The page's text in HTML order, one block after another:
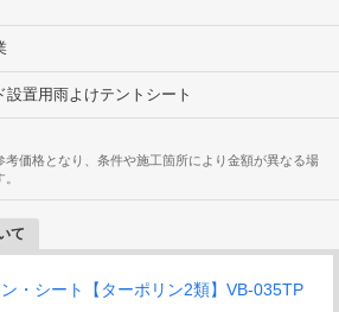
設置用雨よけテントシート
価格となり、条件や施工箇所により金額が異なる場
て
・シート【ターポリン2類】VB-035TP